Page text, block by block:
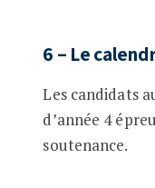
6 – Le
Les candidats
d’année 4
soutenance.